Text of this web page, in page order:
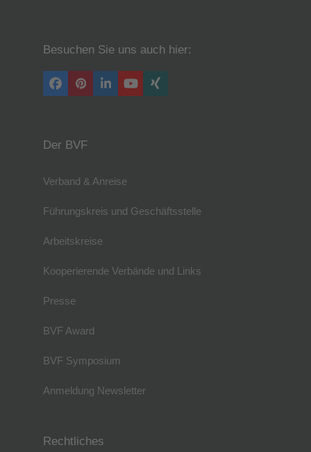
Besuchen Sie uns auch hier:
Facebook
PinterestLinkedInYouTube
Xing
Der BVF
Verband & Anreise
Führungskreis und Geschäftsstelle
Arbeitskreise
Kooperierende Verbände und Links
Presse
BVF Award
BVF Symposium
Anmeldung Newsletter
Rechtliches